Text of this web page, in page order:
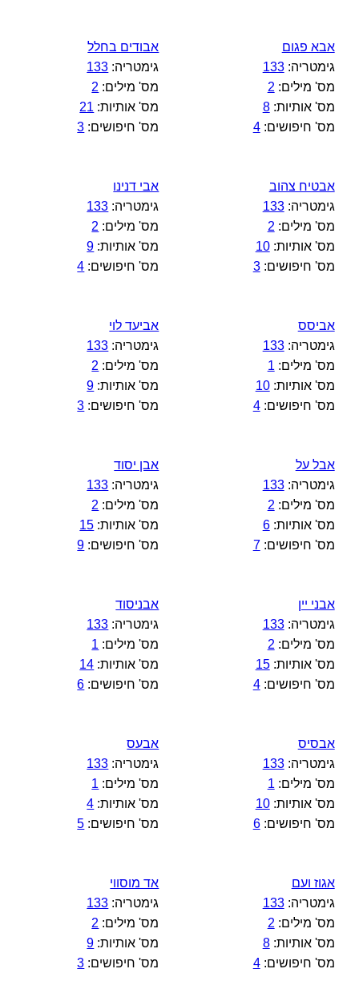
אבא פגום
גימטריה:133
מס' מילים: 2
מס' אותיות:8
מס' חיפושים:4
אבודים בחלל
גימטריה: 133
מס' מילים: 2
מס' אותיות: 21
מס' חיפושים: 3
אבטיח צהוב
גימטריה:133
מס' מילים: 2
מס' אותיות:10
מס' חיפושים:3
אבי דנינו
גימטריה: 133
מס' מילים: 2
מס' אותיות: 9
מס' חיפושים: 4
אביסס
גימטריה:133
מס' מילים: 1
מס' אותיות:10
מס' חיפושים:4
אביעד לוי
גימטריה: 133
מס' מילים: 2
מס' אותיות: 9
מס' חיפושים: 3
אבל על
גימטריה:133
מס' מילים: 2
מס' אותיות:6
מס' חיפושים:7
אבן יסוד
גימטריה: 133
מס' מילים: 2
מס' אותיות: 15
מס' חיפושים: 9
אבני יין
גימטריה:133
מס' מילים: 2
מס' אותיות:15
מס' חיפושים:4
אבניסוד
גימטריה: 133
מס' מילים: 1
מס' אותיות: 14
מס' חיפושים: 6
אבסיס
גימטריה:133
מס' מילים: 1
מס' אותיות:10
מס' חיפושים:6
אבעס
גימטריה: 133
מס' מילים: 1
מס' אותיות: 4
מס' חיפושים: 5
אגוז ועם
גימטריה:133
מס' מילים: 2
מס' אותיות:8
מס' חיפושים:4
אד מוסווי
גימטריה: 133
מס' מילים: 2
מס' אותיות: 9
מס' חיפושים: 3